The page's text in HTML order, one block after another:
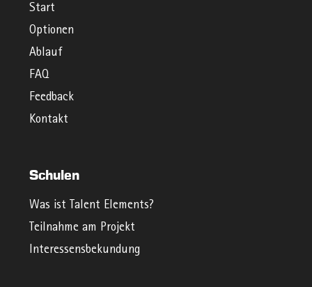
Start
Optionen
Ablauf
FAQ
Feedback
Kontakt
Schulen
Was ist Talent Elements?
Teilnahme am Projekt
Interessensbekundung